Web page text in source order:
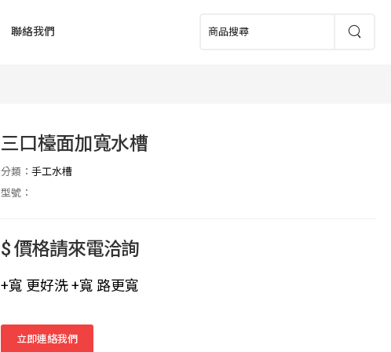
聯絡我們
三口檯面加寬水槽
分類： 手工水槽
型號：
$ 價格請來電洽詢
+寬 更好洗 +寬 路更寬
立即連絡我們